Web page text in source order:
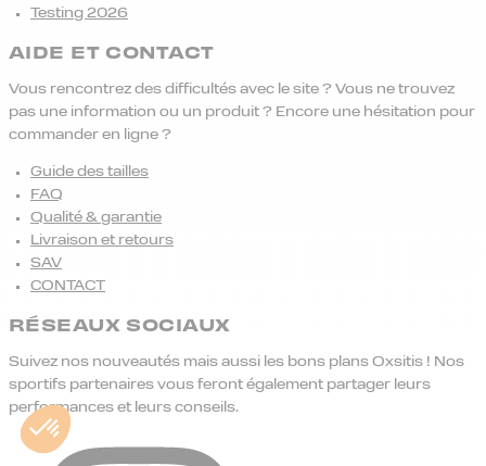
Testing 2026
AIDE ET CONTACT
Vous rencontrez des difficultés avec le site ? Vous ne trouvez
pas une information ou un produit ? Encore une hésitation pour
commander en ligne ?
Guide des tailles
FAQ
Qualité & garantie
Livraison et retours
SAV
CONTACT
RÉSEAUX SOCIAUX
Suivez nos nouveautés mais aussi les bons plans Oxsitis ! Nos
sportifs partenaires vous feront également partager leurs
performances et leurs conseils.